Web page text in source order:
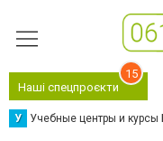
Наші спецпроєкти
15
У Учебные центры и курсы